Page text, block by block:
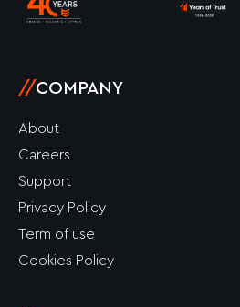
-
f
//COMPANY
About
Careers
Support
Privacy Policy
Term of use
Cookies Policy